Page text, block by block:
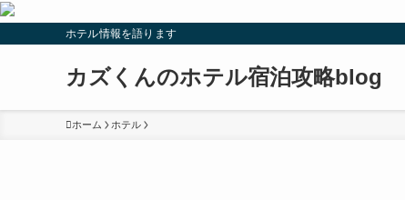
ホテル情報を語ります
カズくんのホテル宿泊攻略blog
ホーム ホテル